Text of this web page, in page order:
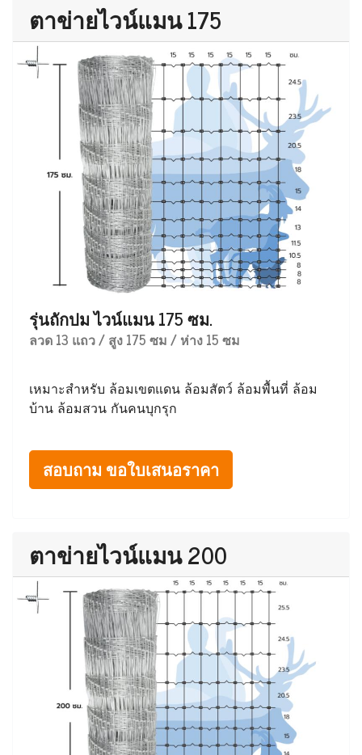
ตาข่ายไวน์แมน 175
รุ่นถักปม ไวน์แมน 175 ซม.
ลวด 13 แถว / สูง 175 ซม / ห่าง 15 ซม
เหมาะสำหรับ ล้อมเขตแดน ล้อมสัตว์ ล้อมพื้นที่ ล้อม
บ้าน ล้อมสวน กันคนบุกรุก
สอบถาม ขอใบเสนอราคา
ตาข่ายไวน์แมน 200